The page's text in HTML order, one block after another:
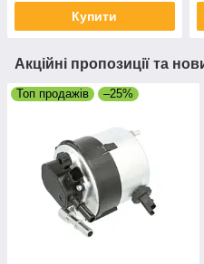
Купити
Акційні пропозиції та
Топ продажів –25%